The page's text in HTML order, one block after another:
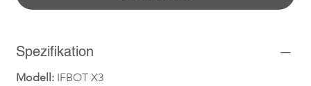
Spezifikation
Modell: IFBOT X3